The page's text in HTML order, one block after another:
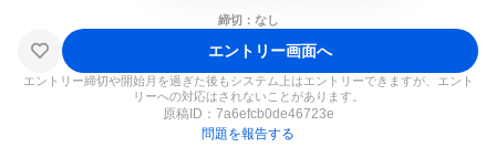
締切：なし
エントリー画面へ
エントリー締切や開始月を過ぎた後もシステム上はエントリーできますが、エント
リーへの対応はされないことがあります。
原稿ID： 7a6efcb0de46723e
問題を報告する